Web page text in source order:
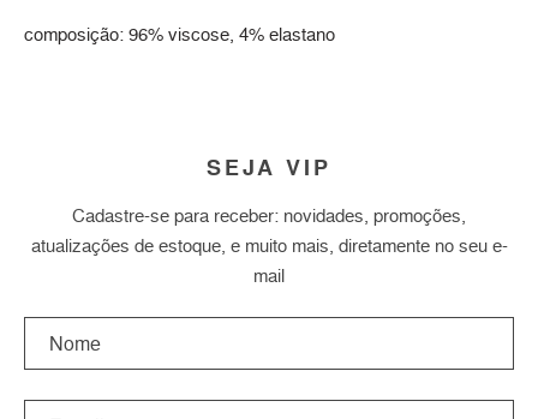
composição: 96% viscose, 4% elastano
SEJA VIP
Cadastre-se para receber: novidades, promoções,
atualizações de estoque, e muito mais, diretamente no seu e-
mail